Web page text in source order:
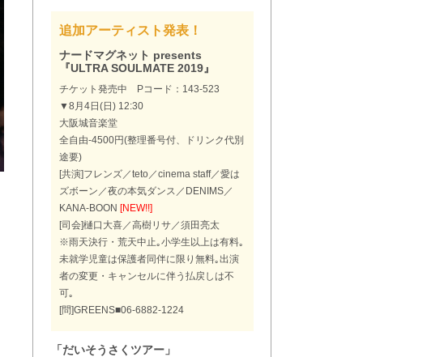
追加アーティスト発表！
ナードマグネット presents
『ULTRA SOULMATE 2019』
チケット発売中 Pコード：143-523
▼8月4日(日) 12:30
大阪城音楽堂
全自由-4500円(整理番号付、ドリンク代別
途要)
[共演]フレンズ／teto／cinema staff／愛は
ズボーン／夜の本気ダンス／DENIMS／
KANA-BOON [NEW!!]
[司会]樋口大喜／高樹リサ／須田亮太
※雨天決行・荒天中止｡小学生以上は有料｡
未就学児童は保護者同伴に限り無料｡出演
者の変更・キャンセルに伴う払戻しは不
可｡
[問]GREENS■06-6882-1224
「だいそうさくツアー」